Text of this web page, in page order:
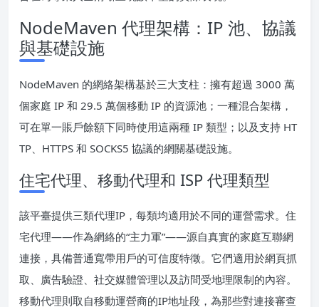
NodeMaven 代理架構：IP 池、協議
與基礎設施
NodeMaven 的網絡架構基於三大支柱：擁有超過 3000 萬
個家庭 IP 和 29.5 萬個移動 IP 的資源池；一種混合架構，
可在單一賬戶餘額下同時使用這兩種 IP 類型；以及支持 HT
TP、HTTPS 和 SOCKS5 協議的網關基礎設施。
住宅代理、移動代理和 ISP 代理類型
該平臺提供三類代理IP，每類均適用於不同的運營需求。住
宅代理——作為網絡的“主力軍”——源自真實的家庭互聯網
連接，具備普通寬帶用戶的可信度特徵。它們適用於網頁抓
取、廣告驗證、社交媒體管理以及訪問受地理限制的內容。
移動代理則取自移動運營商的IP地址段，為那些對連接審查